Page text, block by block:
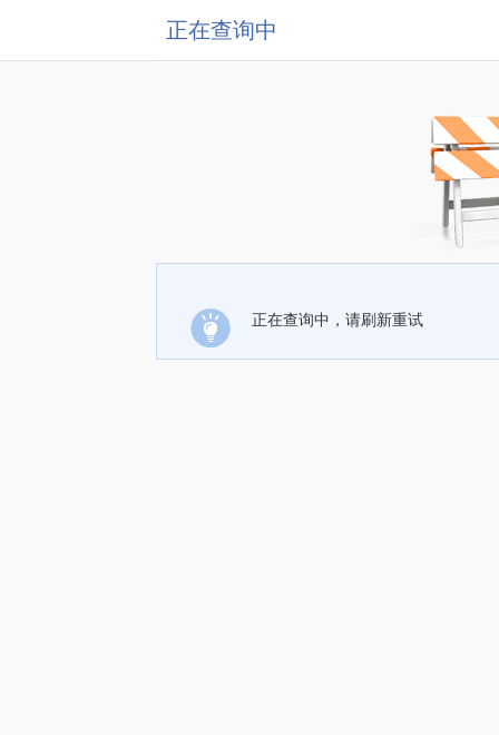
正在查询中
正在查询中，请刷新重试